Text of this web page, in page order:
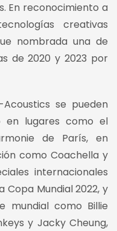
En reconocimiento a
creativas
nombrada una de
de 2020 y 2023 por
se pueden
en lugares como el
de París, en
como Coachella y
internacionales
Copa Mundial 2022, y
mundial como Billie
y Jacky Cheung,